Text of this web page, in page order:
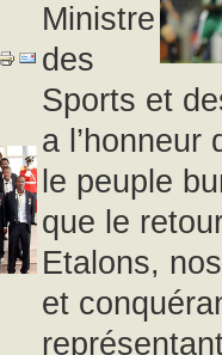
Ministre
des
Sports et
a l’honneur
le peuple
que le
Etalons,
et